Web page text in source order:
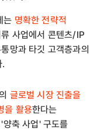
는 명확한 전략적
사업에서 콘텐츠/IP
망과 타깃 고객층과의
.
글로벌 시장 진출을
을 활용한다는
축 사업' 구도를